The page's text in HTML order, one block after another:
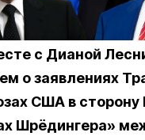
с Дианой
о заявлениях
США в сторону
Шрёдингера»